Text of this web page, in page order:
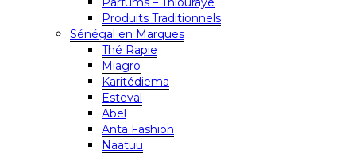
Produits Traditionnels
Sénégal en Marques
Thé Rapie
Miagro
Karitédiema
Esteval
Abel
Anta Fashion
Naatuu